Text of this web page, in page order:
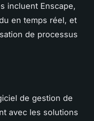
incluent Enscape,
en temps réel, et
de processus
de gestion de
avec les solutions